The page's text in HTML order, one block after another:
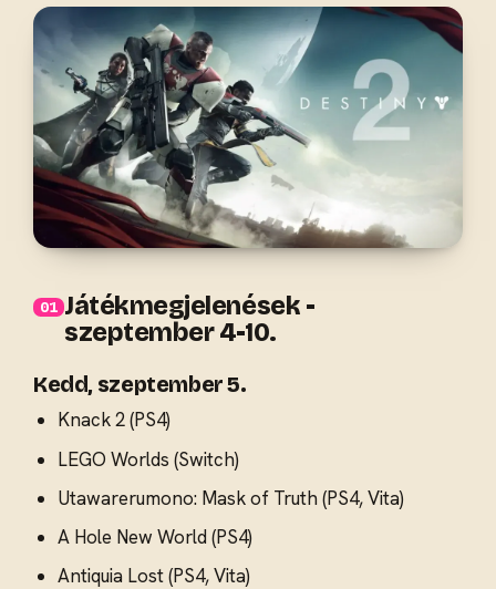
Játékmegjelenések -
szeptember 4-10.
Kedd, szeptember 5.
Knack 2 (PS4)
LEGO Worlds (Switch)
Utawarerumono: Mask of Truth (PS4, Vita)
A Hole New World (PS4)
Antiquia Lost (PS4, Vita)